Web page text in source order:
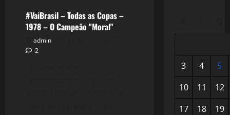
#VaiBrasil – Todas as Copas –
1978 – O Campeão "Moral"
admin
2
3 4
5
10
11
12
17
18
19